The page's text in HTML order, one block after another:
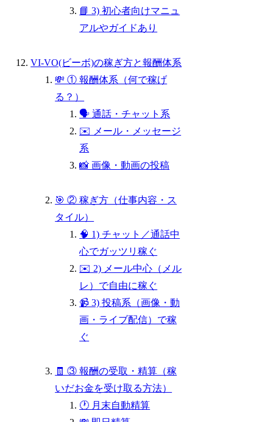
📘 3) 初心者向けマニュ
アルやガイドあり
VI-VO(ビーボ)の稼ぎ方と報酬体系
💸 ① 報酬体系（何で稼げ
る？）
🗣️ 通話・チャット系
✉️ メール・メッセージ
系
📸 画像・動画の投稿
🎯 ② 稼ぎ方（仕事内容・ス
タイル）
🧠 1) チャット／通話中
心でガッツリ稼ぐ
✉️ 2) メール中心（メル
レ）で自由に稼ぐ
📹 3) 投稿系（画像・動
画・ライブ配信）で稼
ぐ
🧾 ③ 報酬の受取・精算（稼
いだお金を受け取る方法）
🕐 月末自動精算